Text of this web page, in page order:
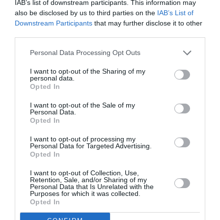
IAB’s list of downstream participants. This information may
also be disclosed by us to third parties on the IAB’s List of
Downstream Participants that may further disclose it to other
Personal Data Processing Opt Outs
I want to opt-out of the Sharing of my
personal data.
Opted In
I want to opt-out of the Sale of my
Personal Data.
Opted In
I want to opt-out of processing my
Personal Data for Targeted Advertising.
Opted In
I want to opt-out of Collection, Use,
Retention, Sale, and/or Sharing of my
Personal Data that Is Unrelated with the
Purposes for which it was collected.
Opted In
Facebook Twitter